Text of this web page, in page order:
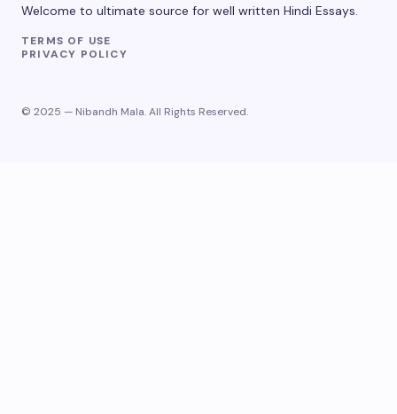
Welcome to ultimate source for well written Hindi Essays.
TERMS OF USE
PRIVACY POLICY
© 2025 — Nibandh Mala. All Rights Reserved.